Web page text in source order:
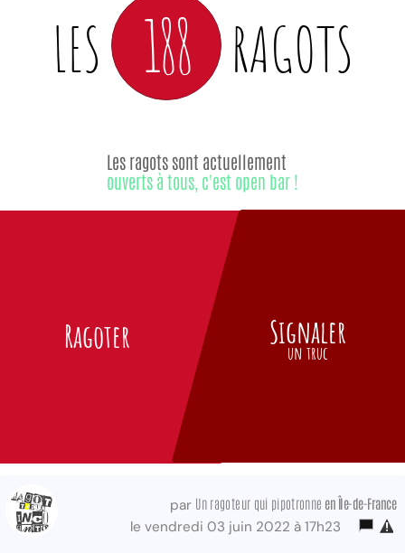
LES 188 RAGOTS
Ragoter
Les ragots sont actuellement
ouverts à tous, c'est open bar !
Signaler
un truc
par Un ragoteur qui pipotronne en Île-de-France
le vendredi 03 juin 2022 à 17h23